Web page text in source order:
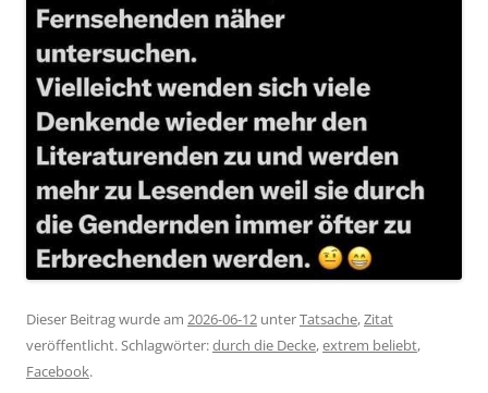
Dieser Beitrag wurde am 2026-06-12 unterTatsache,Zitat
veröffentlicht. Schlagwörter:durch die Decke,extrem beliebt,
Facebook.